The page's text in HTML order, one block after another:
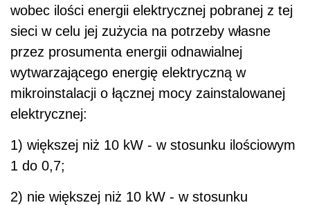
wobec ilości energii elektrycznej pobranej z tej
sieci w celu jej zużycia na potrzeby własne
przez prosumenta energii odnawialnej
wytwarzającego energię elektryczną w
mikroinstalacji o łącznej mocy zainstalowanej
elektrycznej:
1) większej niż 10 kW - w stosunku ilościowym
1 do 0,7;
2) nie większej niż 10 kW - w stosunku